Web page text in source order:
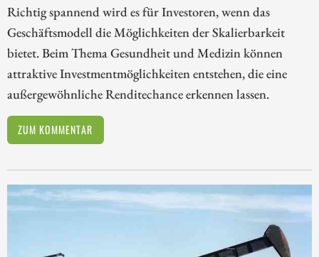
Richtig spannend wird es für Investoren, wenn das
Geschäftsmodell die Möglichkeiten der Skalierbarkeit
bietet. Beim Thema Gesundheit und Medizin können
attraktive Investmentmöglichkeiten entstehen, die eine
außergewöhnliche Renditechance erkennen lassen.
ZUM KOMMENTAR